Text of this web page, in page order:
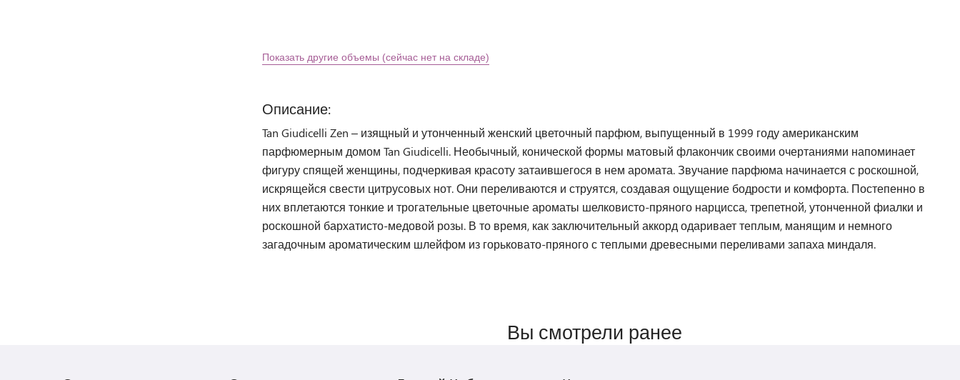
Показать другие объемы (сейчас нет на складе)
Описание:
Tan Giudicelli Zen – изящный и утонченный женский цветочный парфюм, выпущенный в 1999 году американским
парфюмерным домом Tan Giudicelli. Необычный, конической формы матовый флакончик своими очертаниями напоминает
фигуру спящей женщины, подчеркивая красоту затаившегося в нем аромата. Звучание парфюма начинается с роскошной,
искрящейся свести цитрусовых нот. Они переливаются и струятся, создавая ощущение бодрости и комфорта. Постепенно в
них вплетаются тонкие и трогательные цветочные ароматы шелковисто-пряного нарцисса, трепетной, утонченной фиалки и
роскошной бархатисто-медовой розы. В то время, как заключительный аккорд одаривает теплым, манящим и немного
загадочным ароматическим шлейфом из горьковато-пряного с теплыми древесными переливами запаха миндаля.
Вы смотрели ранее